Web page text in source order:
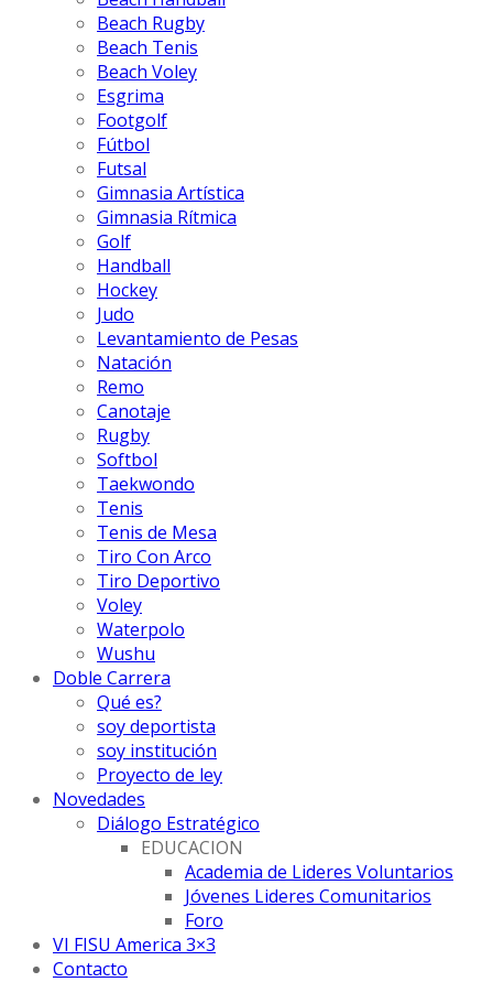
Beach Rugby
Beach Tenis
Beach Voley
Esgrima
Footgolf
Fútbol
Futsal
Gimnasia Artística
Gimnasia Rítmica
Golf
Handball
Hockey
Judo
Levantamiento de Pesas
Natación
Remo
Canotaje
Rugby
Softbol
Taekwondo
Tenis
Tenis de Mesa
Tiro Con Arco
Tiro Deportivo
Voley
Waterpolo
Wushu
Doble Carrera
Qué es?
soy deportista
soy institución
Proyecto de ley
Novedades
Diálogo Estratégico
EDUCACION
Academia de Lideres Voluntarios
Jóvenes Lideres Comunitarios
Foro
VI FISU America 3×3
Contacto